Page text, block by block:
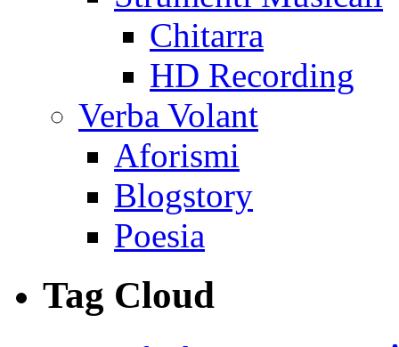
Chitarra
HD Recording
Verba Volant
Aforismi
Blogstory
Poesia
Tag Cloud